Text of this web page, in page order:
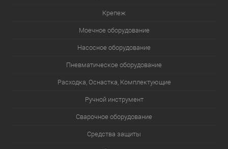
Крепеж
Моечное оборудование
Насосное оборудование
Пневматическое оборудование
Расходка, Оснастка, Комплектующие
Ручной инструмент
Сварочное оборудование
Средства защиты